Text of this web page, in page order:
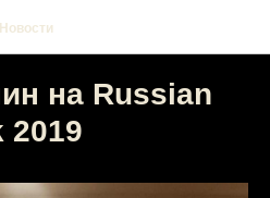
Новости
на Russian
2019